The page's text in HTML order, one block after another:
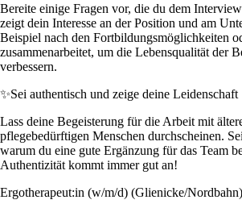
Bereite einige Fragen vor, die du dem
zeigt dein Interesse an der Position und am
Beispiel nach den Fortbildungsmöglichkeiten
zusammenarbeitet, um die Lebensqualität der
verbessern.
✨Sei authentisch und zeige deine Leidenschaft
Lass deine Begeisterung für die Arbeit mit
pflegebedürftigen Menschen durchscheinen.
warum du eine gute Ergänzung für das Team
Authentizität kommt immer gut an!
Ergotherapeut:in (w/m/d) (Glienicke/Nordbahn)